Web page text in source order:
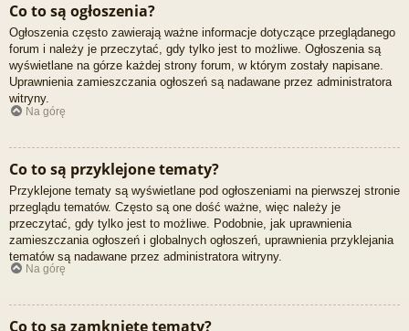
Co to są ogłoszenia?
Ogłoszenia często zawierają ważne informacje dotyczące przeglądanego
forum i należy je przeczytać, gdy tylko jest to możliwe. Ogłoszenia są
wyświetlane na górze każdej strony forum, w którym zostały napisane.
Uprawnienia zamieszczania ogłoszeń są nadawane przez administratora
witryny.
Na górę
Co to są przyklejone tematy?
Przyklejone tematy są wyświetlane pod ogłoszeniami na pierwszej stronie
przeglądu tematów. Często są one dość ważne, więc należy je
przeczytać, gdy tylko jest to możliwe. Podobnie, jak uprawnienia
zamieszczania ogłoszeń i globalnych ogłoszeń, uprawnienia przyklejania
tematów są nadawane przez administratora witryny.
Na górę
Co to są zamknięte tematy?